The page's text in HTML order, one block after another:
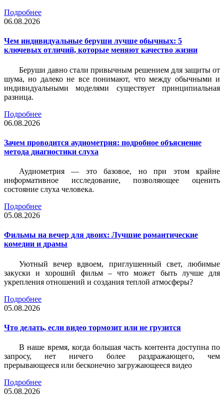
Подробнее
06.08.2026
Чем индивидуальные беруши лучше обычных: 5
ключевых отличий, которые меняют качество жизни
Беруши давно стали привычным решением для защиты от
шума, но далеко не все понимают, что между обычными и
индивидуальными моделями существует принципиальная
разница.
Подробнее
06.08.2026
Зачем проводится аудиометрия: подробное объяснение
метода диагностики слуха
Аудиометрия — это базовое, но при этом крайне
информативное исследование, позволяющее оценить
состояние слуха человека.
Подробнее
05.08.2026
Фильмы на вечер для двоих: Лучшие романтические
комедии и драмы
Уютный вечер вдвоем, приглушенный свет, любимые
закуски и хороший фильм – что может быть лучше для
укрепления отношений и создания теплой атмосферы?
Подробнее
05.08.2026
Что делать, если видео тормозит или не грузится
В наше время, когда большая часть контента доступна по
запросу, нет ничего более раздражающего, чем
прерывающееся или бесконечно загружающееся видео
Подробнее
05.08.2026